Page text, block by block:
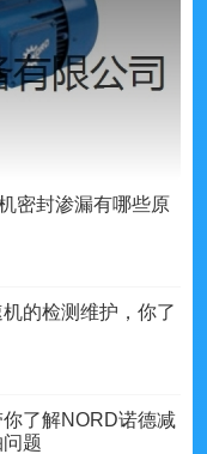
密封渗漏有哪些原
的检测维护，你了
了解NORD诺德减
题